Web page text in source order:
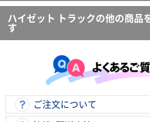
ハイゼット トラックの他の商品
す
ご注文について